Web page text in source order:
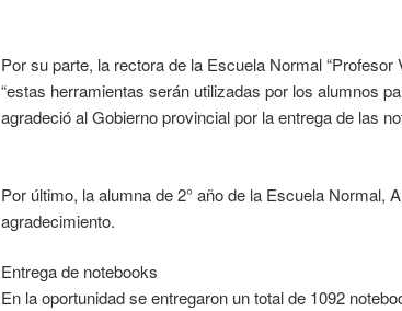
Por su parte, la rectora de la Escuela Normal
“estas herramientas serán utilizadas por los alumnos
agradeció al Gobierno provincial por la entrega de las
Por último, la alumna de 2° año de la Escuela Normal,
agradecimiento.
Entrega de notebooks
En la oportunidad se entregaron un total de 1092